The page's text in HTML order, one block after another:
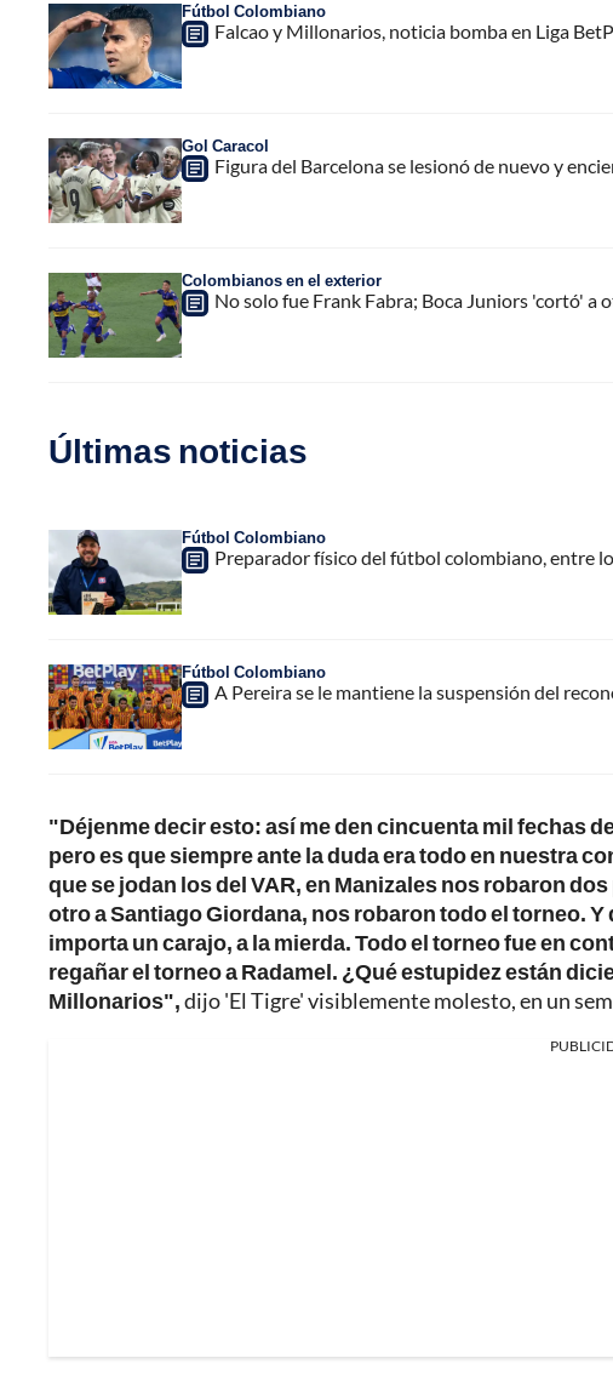
Fútbol Colombiano
Falcao y Millonarios, noticia bomba en Liga
Gol Caracol
Figura del Barcelona se lesionó de nuevo y
Colombianos en el exterior
No solo fue Frank Fabra; Boca Juniors 'cortó' a
Últimas noticias
Fútbol Colombiano
Preparador físico del fútbol colombiano, entre
Fútbol Colombiano
A Pereira se le mantiene la suspensión del
"Déjenme decir esto: así me den cincuenta mil fechas
pero es que siempre ante la duda era todo en nuestra
que se jodan los del VAR, en Manizales nos robaron
otro a Santiago Giordana, nos robaron todo el torneo.
importa un carajo, a la mierda. Todo el torneo fue en
regañar el torneo a Radamel. ¿Qué estupidez están
Millonarios",dijo 'El Tigre' visiblemente molesto, en un